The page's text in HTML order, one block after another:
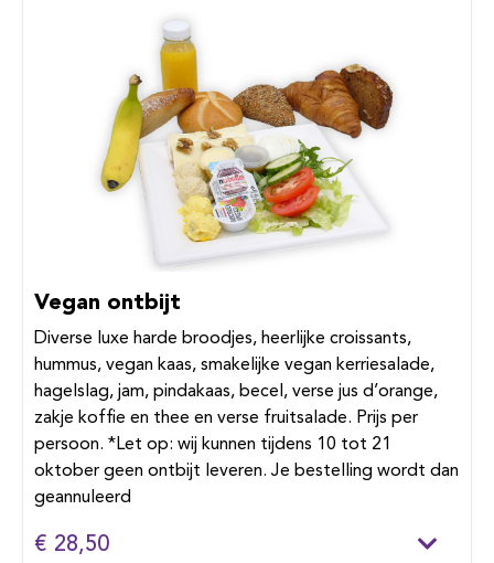
Vegan ontbijt
Diverse luxe harde broodjes, heerlijke croissants,
hummus, vegan kaas, smakelijke vegan kerriesalade,
hagelslag, jam, pindakaas, becel, verse jus d’orange,
zakje koffie en thee en verse fruitsalade. Prijs per
persoon. *Let op: wij kunnen tijdens 10 tot 21
oktober geen ontbijt leveren. Je bestelling wordt dan
geannuleerd
€ 28,50